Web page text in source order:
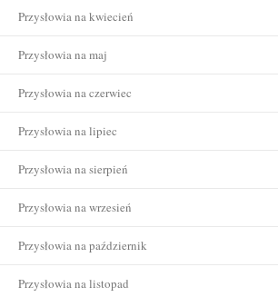
Przysłowia na kwiecień
Przysłowia na maj
Przysłowia na czerwiec
Przysłowia na lipiec
Przysłowia na sierpień
Przysłowia na wrzesień
Przysłowia na październik
Przysłowia na listopad